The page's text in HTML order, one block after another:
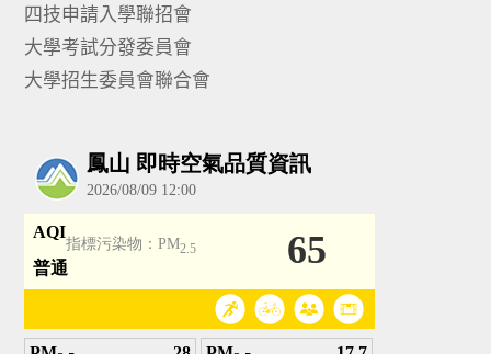
四技申請入學聯招會
大學考試分發委員會
大學招生委員會聯合會